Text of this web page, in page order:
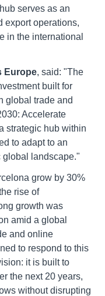
serves as an
export operations,
in the international
Europe, said: "The
built for
global trade and
Accelerate
strategic hub within
to adapt to an
landscape."
grow by 30%
rise of
growth was
amid a global
and online
to respond to this
it is built to
the next 20 years,
without disrupting